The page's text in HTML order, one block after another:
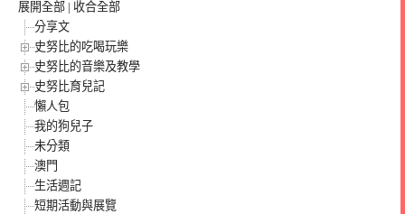
展開全部 | 收合全部
分享文
史努比的吃喝玩樂
史努比的音樂及教學
史努比育兒記
懶人包
我的狗兒子
未分類
澳門
生活週記
短期活動與展覽